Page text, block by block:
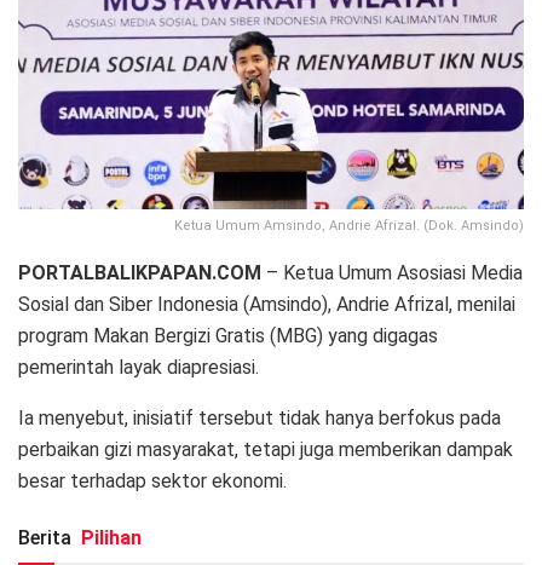
Ketua Umum Amsindo, Andrie Afrizal. (Dok. Amsindo)
PORTALBALIKPAPAN.COM – Ketua Umum Asosiasi Media
Sosial dan Siber Indonesia (Amsindo), Andrie Afrizal, menilai
program Makan Bergizi Gratis (MBG) yang digagas
pemerintah layak diapresiasi.
Ia menyebut, inisiatif tersebut tidak hanya berfokus pada
perbaikan gizi masyarakat, tetapi juga memberikan dampak
besar terhadap sektor ekonomi.
Berita Pilihan